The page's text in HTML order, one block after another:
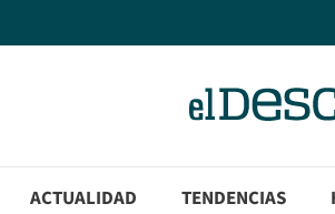
ACTUALIDAD TENDENCIAS